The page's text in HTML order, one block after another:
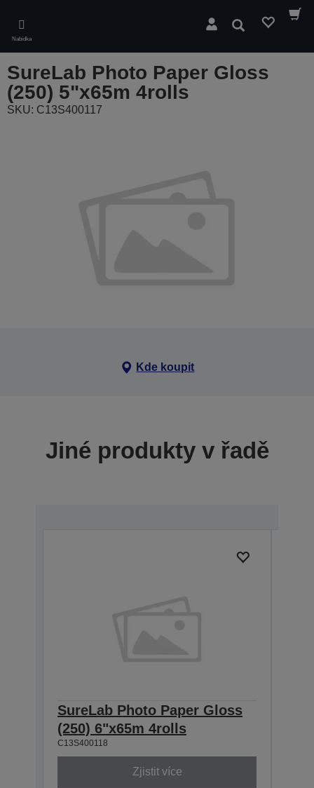
main
content
Nabídka
Hledat
SureLab Photo Paper Gloss
(250) 5"x65m 4rolls
SKU: C13S400117
Kde koupit
Jiné produkty v řadě
SureLab Photo Paper Gloss
(250) 6"x65m 4rolls
C13S400118
Zjistit více